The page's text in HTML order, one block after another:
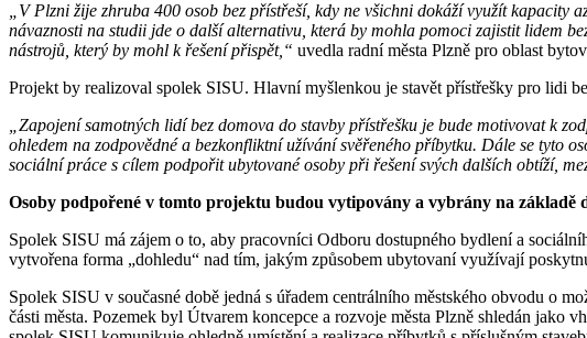
„V Plzni žije zhruba 400 osob bez přístřeší, kdy ne všichni dokáží využít kapacity
návaznosti na studii jde o další alternativu, která by mohla pomoci zajistit lidem
nástrojů, který by mohl k řešení přispět,“ uvedla radní města Plzně pro oblast
Projekt by realizoval spolek SISU. Hlavní myšlenkou je stavět přístřešky pro lidi
„Zapojení samotných lidí bez domova do stavby přístřešku je bude motivovat k
ohledem na zodpovědné a bezkonfliktní užívání svěřeného příbytku. Dále se tyto
sociální práce s cílem podpořit ubytované osoby při řešení svých dalších obtíží,
Osoby podpořené v tomto projektu budou vytipovány a vybrány na
Spolek SISU má zájem o to, aby pracovníci Odboru dostupného bydlení a
vytvořena forma „dohledu“ nad tím, jakým způsobem ubytovaní využívají
Spolek SISU v současné době jedná s úřadem centrálního městského obvodu o
části města. Pozemek byl Útvarem koncepce a rozvoje města Plzně shledán jako